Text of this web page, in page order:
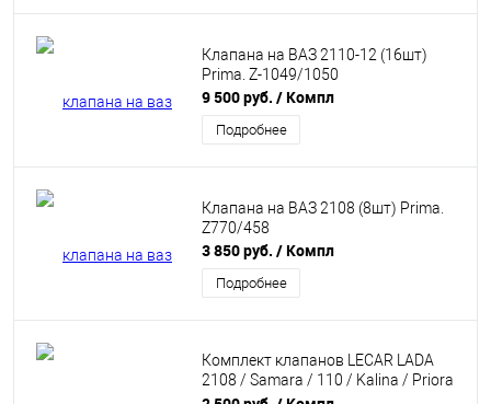
Клапана на ВАЗ 2110-12 (16шт)
Prima. Z-1049/1050
9 500 руб. / Компл
Подробнее
Клапана на ВАЗ 2108 (8шт) Prima.
Z770/458
3 850 руб. / Компл
Подробнее
Комплект клапанов LECAR LADA
2108 / Samara / 110 / Kalina / Priora
/ Granta